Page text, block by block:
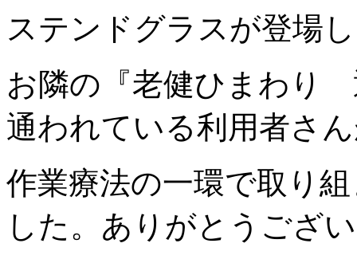
ステンドグラスが登場
お隣の『老健ひまわり
通われている利用者さ
作業療法の一環で取り
した。ありがとうござ